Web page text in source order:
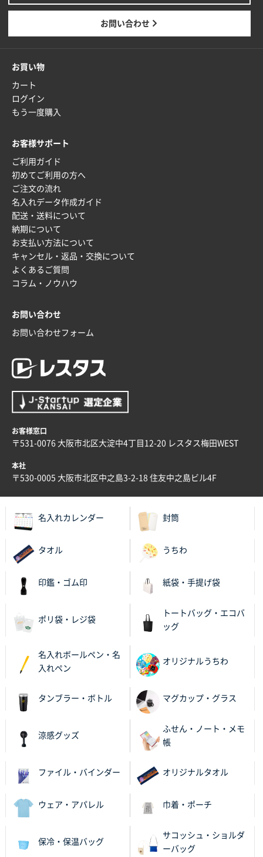
ワンポイント箔押し紙袋 M横サイズ(A4対応)100
2025年12月22日 03:31
神奈川県S社様
2025年12月16日 10:39
短納期対応が素晴らしい
富山県O社様
uni ジェットストリーム 07
2025年12月09日 14:04
安い、早い
埼玉県G社様
ラミネート紙袋 規格L4サイズ(B4対応)
2025年12月04日 17:34
兵庫県のお客様
2025年12月02日 23:00
ロゴが入れられること
大阪府E社様
2025年11月28日 15:13
他部署のスタッフからの指示
兵庫県S社様
以前発注しているので、データが残っている点が良か
2025年11月25日 16:41
前回同様、安心できるから
uni ジェットストリーム 05
2025年11月21日 16:39
何度か注文していて、満足していたから
神奈川県のお客様
のし文言が変更できたのと価格。
千葉県M社様
ワンポイント箔押し紙袋 Sサイズ(A5対応)
2025年11月06日 14:57
営業ご担当者さまより、ご丁寧なサポートをいただ
進められました。
お問い合わせ
お買い物
カート
ログイン
もう一度購入
お客様サポート
ご利用ガイド
初めてご利用の方へ
ご注文の流れ
名入れデータ作成ガイド
配送・送料について
納期について
お支払い方法について
キャンセル・返品・交換について
よくあるご質問
コラム・ノウハウ
お問い合わせ
お問い合わせフォーム
お客様窓口
〒531-0076 大阪市北区大淀中4丁目12-20 レスタス梅田WEST
本社
〒530-0005 大阪市北区中之島3-2-18 住友中之島ビル4F
名入れカレンダー 封筒
タオル うちわ
印鑑・ゴム印 紙袋・手提げ袋
ポリ袋・レジ袋
トートバッグ・エコバ
ッグ
名入れボールペン・名
入れペン
オリジナルうちわ
タンブラー・ボトル マグカップ・グラス
涼感グッズ
ふせん・ノート・メモ
帳
ファイル・バインダー オリジナルタオル
ウェア・アパレル 巾着・ポーチ
保冷・保温バッグ
サコッシュ・ショルダ
ーバッグ